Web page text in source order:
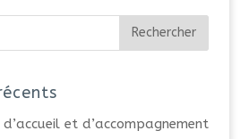
d’accueil et d’accompagnement